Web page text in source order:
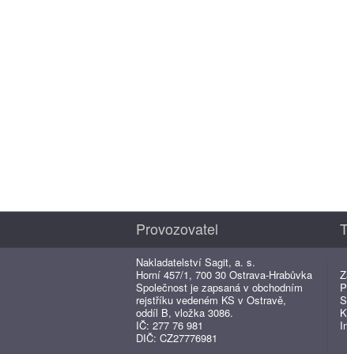
Provozovatel
Nakladatelství Sagit, a. s.
Horní 457/1, 700 30 Ostrava-Hrabůvka
Společnost je zapsaná v obchodním
rejstříku vedeném KS v Ostravě,
oddíl B, vložka 3086.
IČ: 277 76 981
DIČ: CZ27776981